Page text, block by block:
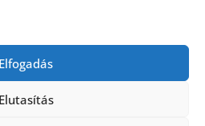
Elfogadás
Elutasítás